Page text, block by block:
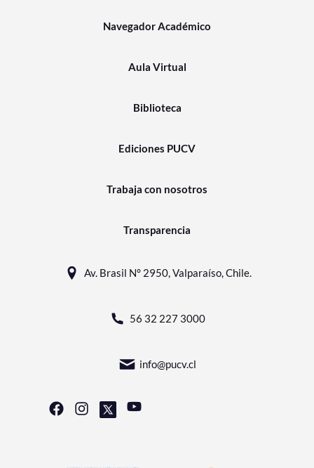
Navegador Académico
Aula Virtual
Biblioteca
Ediciones PUCV
Trabaja con nosotros
Transparencia
Av. Brasil N° 2950, Valparaíso, Chile.
56 32 227 3000
info@pucv.cl